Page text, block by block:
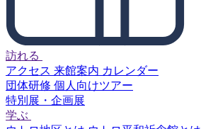
訪れる
アクセス 来館案内 カレンダー
団体研修 個人向けツアー
特別展・企画展
学ぶ